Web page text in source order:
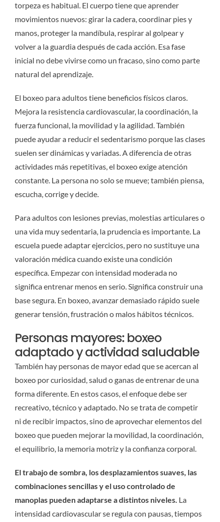
torpeza es habitual. El cuerpo tiene que aprender
movimientos nuevos: girar la cadera, coordinar pies y
manos, proteger la mandíbula, respirar al golpear y
volver a la guardia después de cada acción. Esa fase
inicial no debe vivirse como un fracaso, sino como parte
natural del aprendizaje.
El boxeo para adultos tiene beneficios físicos claros.
Mejora la resistencia cardiovascular, la coordinación, la
fuerza funcional, la movilidad y la agilidad. También
puede ayudar a reducir el sedentarismo porque las clases
suelen ser dinámicas y variadas. A diferencia de otras
actividades más repetitivas, el boxeo exige atención
constante. La persona no solo se mueve; también piensa,
escucha, corrige y decide.
Para adultos con lesiones previas, molestias articulares o
una vida muy sedentaria, la prudencia es importante. La
escuela puede adaptar ejercicios, pero no sustituye una
valoración médica cuando existe una condición
específica. Empezar con intensidad moderada no
significa entrenar menos en serio. Significa construir una
base segura. En boxeo, avanzar demasiado rápido suele
generar tensión, frustración o malos hábitos técnicos.
Personas mayores: boxeo
adaptado y actividad saludable
También hay personas de mayor edad que se acercan al
boxeo por curiosidad, salud o ganas de entrenar de una
forma diferente. En estos casos, el enfoque debe ser
recreativo, técnico y adaptado. No se trata de competir
ni de recibir impactos, sino de aprovechar elementos del
boxeo que pueden mejorar la movilidad, la coordinación,
el equilibrio, la memoria motriz y la confianza corporal.
El trabajo de sombra, los desplazamientos suaves, las
combinaciones sencillas y el uso controlado de
manoplas pueden adaptarse a distintos niveles. La
intensidad cardiovascular se regula con pausas, tiempos